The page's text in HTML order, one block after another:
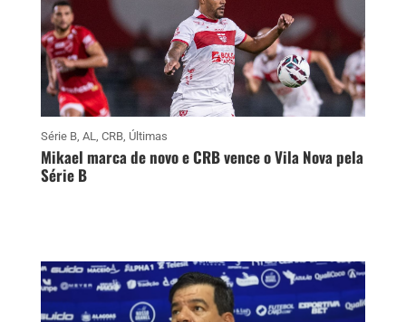
Série B, AL, CRB, Últimas
Mikael marca de novo e CRB vence o Vila Nova pela
Série B